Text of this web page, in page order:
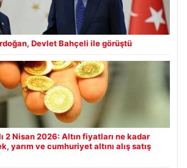
Devlet Bahçeli ile görüştü
2 Nisan 2026: Altın fiyatları ne kadar
yarım ve cumhuriyet altını alış satış